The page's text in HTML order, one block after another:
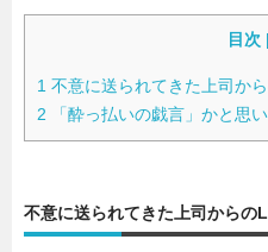
目次
1 不意に送られてきた上司か
2 「酔っ払いの戯言」かと思
不意に送られてきた上司からの